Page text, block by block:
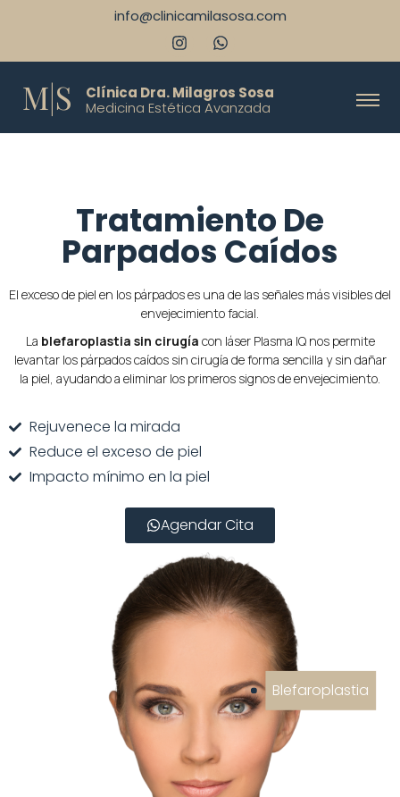
info@clinicamilasosa.com
M|S
Clínica Dra. Milagros Sosa
Medicina Estética Avanzada
Blefaroplastia
Tratamiento De
Parpados Caídos
El exceso de piel en los párpados es una de las señales más visibles del
envejecimiento facial.
La blefaroplastia sin cirugía con láser Plasma IQ nos permite
levantar los párpados caídos sin cirugía de forma sencilla y sin dañar
la piel, ayudando a eliminar los primeros signos de envejecimiento.
Rejuvenece la mirada
Reduce el exceso de piel
Impacto mínimo en la piel
Agendar Cita